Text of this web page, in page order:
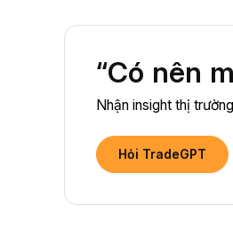
“Có nên
Nhận insight thị
Hỏi TradeGPT